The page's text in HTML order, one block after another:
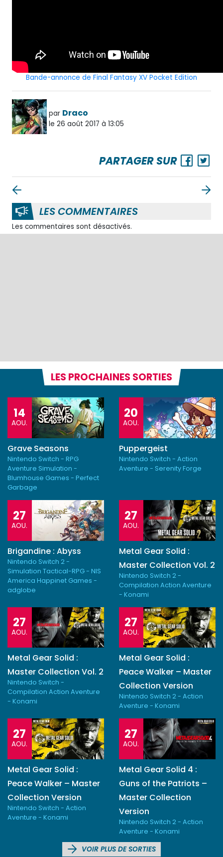
Bande-annonce de Final Fantasy XV Pocket Edition
par Draco
le 26 août 2017 à 13:05
PARTAGER SUR
LES COMMENTAIRES
Les commentaires sont désactivés.
LES PROCHAINES SORTIES
14
AOU.
Grave Seasons
Nintendo Switch - RPG
Aventure Simulation -
Blumhouse Games - Perfect
Garbage
20
AOU.
Puppergeist
Nintendo Switch - Action
Aventure - Serenity Forge
27
AOU.
Brigandine : Abyss
Nintendo Switch 2 -
Simulation Tactical-RPG - NIS
America Happinet Games -
adglobe
27
AOU.
Metal Gear Solid :
Master Collection Vol. 2
Nintendo Switch 2 -
Compilation Action Aventure
- Konami
27
AOU.
Metal Gear Solid :
Master Collection Vol. 2
Nintendo Switch -
Compilation Action Aventure
- Konami
27
AOU.
Metal Gear Solid :
Peace Walker – Master
Collection Version
Nintendo Switch 2 - Action
Aventure - Konami
27
AOU.
Metal Gear Solid :
Peace Walker – Master
Collection Version
Nintendo Switch - Action
Aventure - Konami
27
AOU.
Metal Gear Solid 4 :
Guns of the Patriots –
Master Collection
Version
Nintendo Switch 2 - Action
Aventure - Konami
VOIR PLUS DE SORTIES